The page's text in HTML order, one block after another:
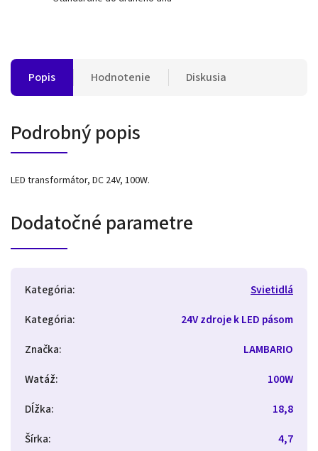
Popis Hodnotenie Diskusia
Podrobný popis
LED transformátor, DC 24V, 100W.
Dodatočné parametre
Kategória:
Svietidlá
Kategória:
24V zdroje k LED pásom
Značka:
LAMBARIO
Watáž:
100W
Dĺžka:
18,8
Šírka:
4,7